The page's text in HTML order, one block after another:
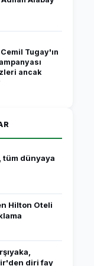
Tugay'ın
ancak
tüm dünyaya
Hilton Oteli
diri fay